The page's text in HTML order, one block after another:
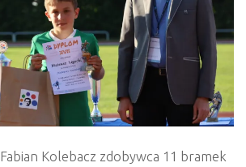
Fabian Kolebacz zdobywca 11 bramek